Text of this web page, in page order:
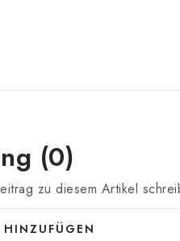
(0)
zu diesem Artikel